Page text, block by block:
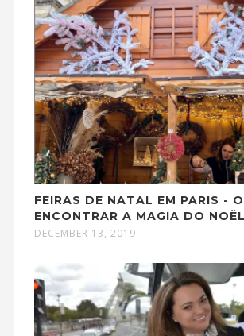
FEIRAS DE NATAL EM PARIS -
ENCONTRAR A MAGIA DO NOËL
DECEMBER 13, 2019